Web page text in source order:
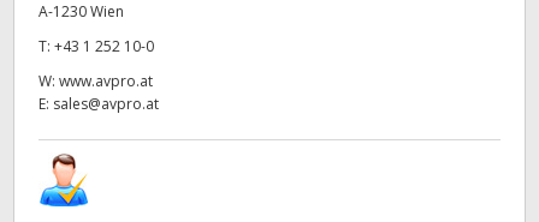
A-1230 Wien
T: +43 1 252 10-0
W: www.avpro.at
E: sales@avpro.at